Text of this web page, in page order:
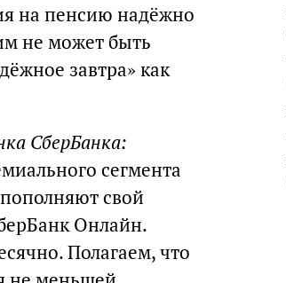
на пенсию надёжно
не может быть
завтра» как
СберБанка:
сегмента
свой
Онлайн.
Полагаем, что